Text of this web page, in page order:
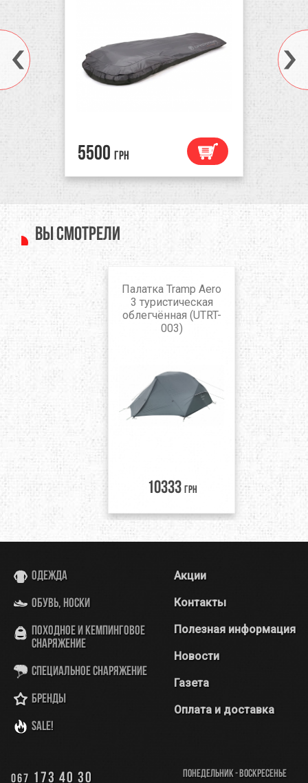
5500 грн
Вы смотрели
Палатка Tramp Aero
3 туристическая
облегчённая (UTRT-
003)
10333 грн
Одежда
Обувь, носки
Походное и кемпинговое
снаряжение
Специальное снаряжение
Бренды
SALE!
Акции
Контакты
Полезная информация
Новости
Газета
Оплата и доставка
067 173 40 30 Понедельник - Воскресенье